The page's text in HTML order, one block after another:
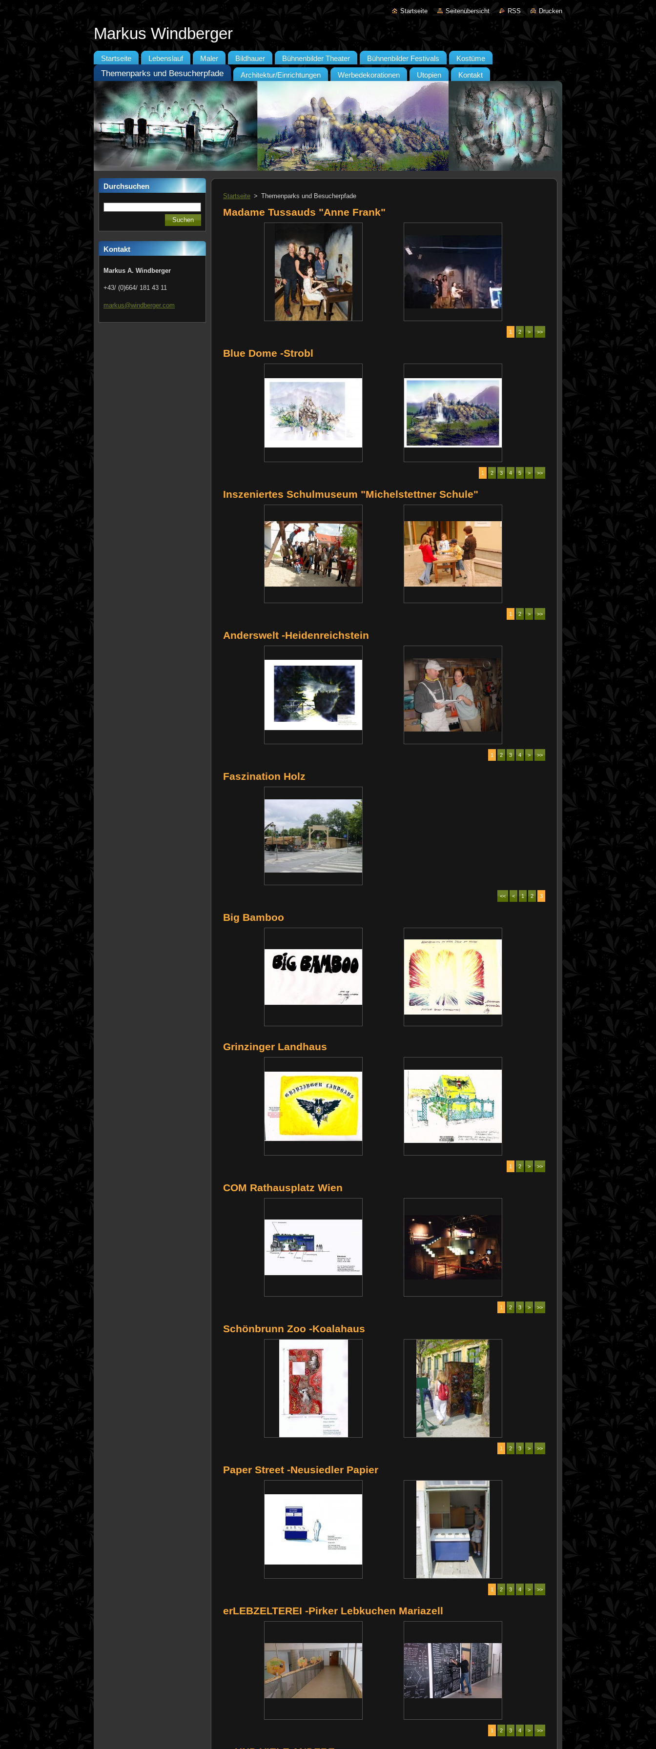
Startseite Seitenübersicht RSS Drucken
Markus Windberger
Startseite Lebenslauf Maler Bildhauer Bühnenbilder Theater Bühnenbilder Festivals Kostüme
Themenparks und Besucherpfade Architektur/Einrichtungen Werbedekorationen Utopien Kontakt
Durchsuchen
Kontakt
Markus A. Windberger
+43/ (0)664/ 181 43 11
markus@windberger.com
Startseite > Themenparks und Besucherpfade
Madame Tussauds "Anne Frank"
1 2 > >>
Blue Dome -Strobl
1 2 3 4 5 > >>
Inszeniertes Schulmuseum "Michelstettner Schule"
1 2 > >>
Anderswelt -Heidenreichstein
1 2 3 4 > >>
Faszination Holz
<< < 1 2 3
Big Bamboo
Grinzinger Landhaus
1 2 > >>
COM Rathausplatz Wien
1 2 3 > >>
Schönbrunn Zoo -Koalahaus
1 2 3 > >>
Paper Street -Neusiedler Papier
1 2 3 4 > >>
erLEBZELTEREI -Pirker Lebkuchen Mariazell
1 2 3 4 > >>